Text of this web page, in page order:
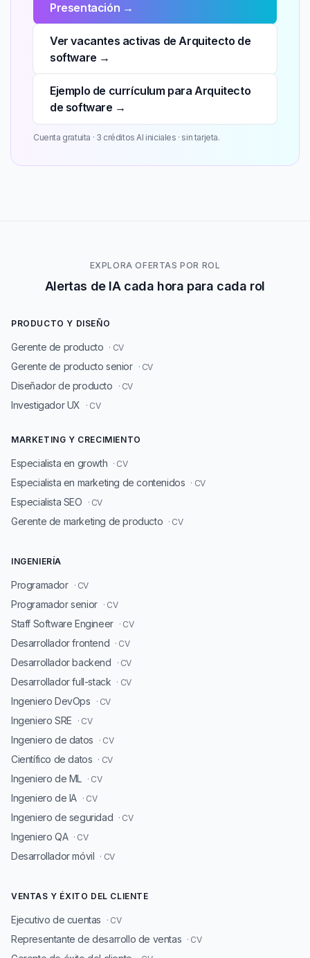
Presentación →
Ver vacantes activas de Arquitecto de
software →
Ejemplo de currículum para Arquitecto
de software →
Cuenta gratuita · 3 créditos AI iniciales · sin tarjeta.
EXPLORA OFERTAS POR ROL
Alertas de IA cada hora para cada rol
PRODUCTO Y DISEÑO
Gerente de producto · CV
Gerente de producto senior · CV
Diseñador de producto · CV
Investigador UX · CV
MARKETING Y CRECIMIENTO
Especialista en growth · CV
Especialista en marketing de contenidos · CV
Especialista SEO · CV
Gerente de marketing de producto · CV
INGENIERÍA
Programador · CV
Programador senior · CV
Staff Software Engineer · CV
Desarrollador frontend · CV
Desarrollador backend · CV
Desarrollador full-stack · CV
Ingeniero DevOps · CV
Ingeniero SRE · CV
Ingeniero de datos · CV
Científico de datos · CV
Ingeniero de ML · CV
Ingeniero de IA · CV
Ingeniero de seguridad · CV
Ingeniero QA · CV
Desarrollador móvil · CV
VENTAS Y ÉXITO DEL CLIENTE
Ejecutivo de cuentas · CV
Representante de desarrollo de ventas · CV